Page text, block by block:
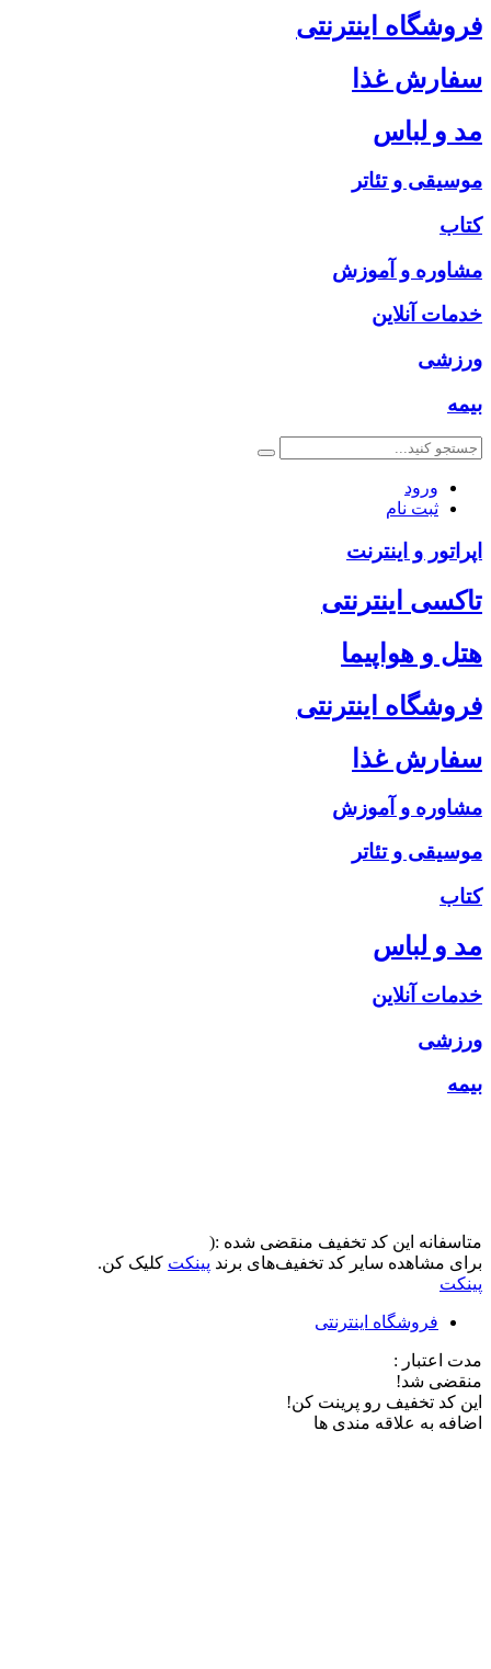
فروشگاه اینترنتی
سفارش غذا
مد و لباس
موسیقی و تئاتر
کتاب
مشاوره و آموزش
خدمات آنلاین
ورزشی
بیمه
ورود
ثبت نام
اپراتور و اینترنت
تاکسی اینترنتی
هتل و هواپیما
فروشگاه اینترنتی
سفارش غذا
مشاوره و آموزش
موسیقی و تئاتر
کتاب
مد و لباس
خدمات آنلاین
ورزشی
بیمه
متاسفانه این کد تخفیف منقضی شده :(
برای مشاهده سایر کد تخفیف‌های برند پینکت کلیک کن.
پینکت
فروشگاه اینترنتی
مدت اعتبار :
منقضی شد!
این کد تخفیف رو پرینت کن!
اضافه به علاقه مندی ها